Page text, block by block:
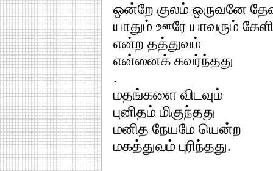
ஒன்றே குலம் ஒருவனே
யாதும் ஊரே யாவரும்
என்ற தத்துவம்
என்னைக் கவர்ந்தது
.
மதங்களை விடவும்
புனிதம் மிகுந்தது
மனித நேயமே யென்ற
மகத்துவம் புரிந்தது.